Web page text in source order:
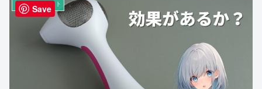
その他ガジェット
Save